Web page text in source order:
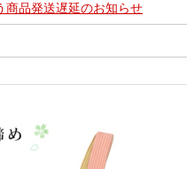
商品発送遅延のお知らせ